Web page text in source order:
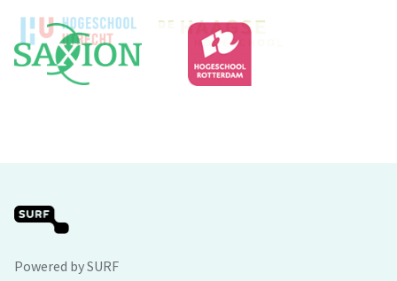
Powered by SURF